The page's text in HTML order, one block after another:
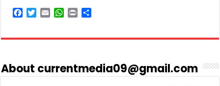
F
e
o
T
t
r
E
i
W
t
p
P
n
r
About currentmedia09@gmail.com